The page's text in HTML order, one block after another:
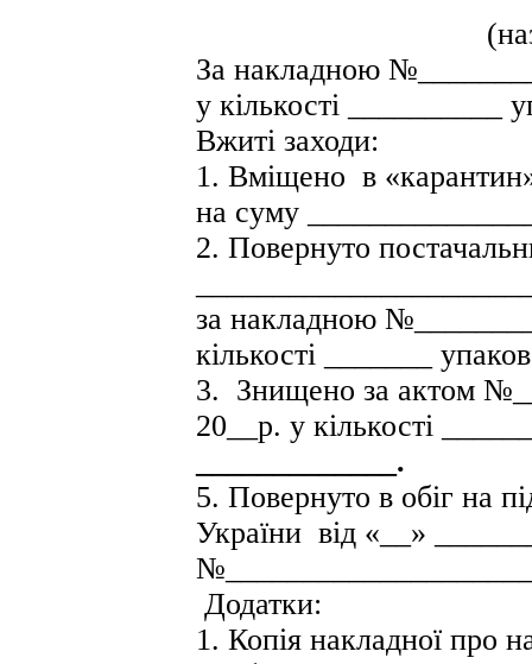
(назва
За накладною
у кількості __________
Вжиті заходи:
1. Вміщено в
на суму
2. Повернуто
за накладною
кількості _______
3. Знищено за актом
20__р. у кількості
_____________.
5. Повернуто в обіг на
України від «__»
Додатки:
1. Копія накладної про